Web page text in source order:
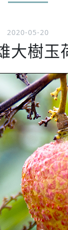
2020-05-20
大樹玉